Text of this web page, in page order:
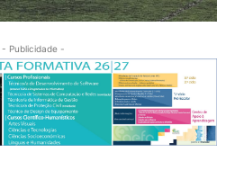
- Publicidade -